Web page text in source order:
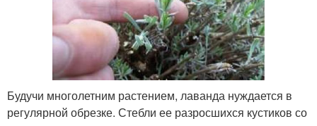
Будучи многолетним растением, лаванда нуждается в
регулярной обрезке. Стебли ее разросшихся кустиков со